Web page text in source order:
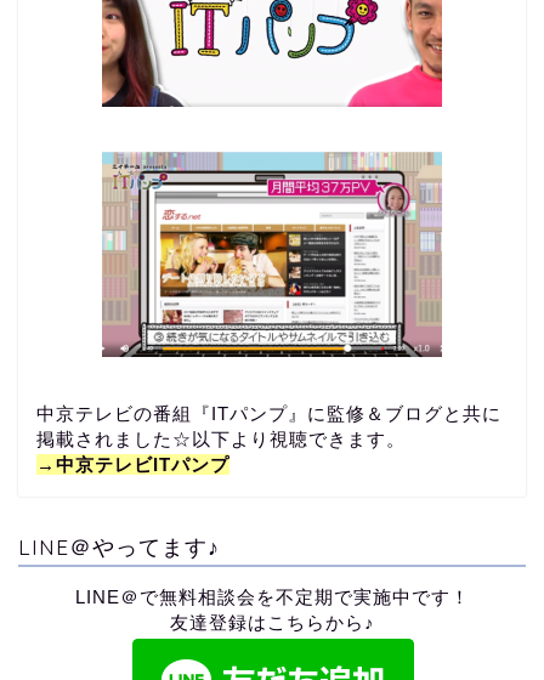
中京テレビの番組『ITパンプ』に監修＆ブログと共に
掲載されました☆以下より視聴できます。
→中京テレビITパンプ
LINE＠やってます♪
LINE＠で無料相談会を不定期で実施中です！
友達登録はこちらから♪